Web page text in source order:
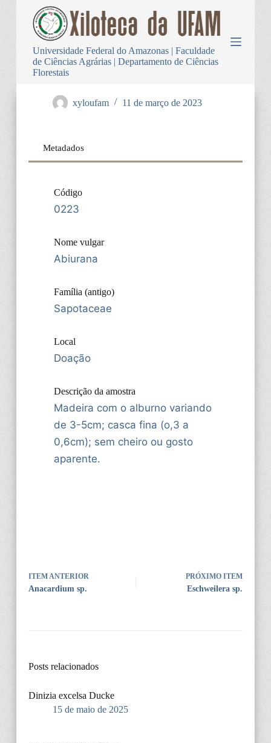
Universidade Federal do Amazonas | Faculdade
de Ciências Agrárias | Departamento de Ciências
Florestais
xyloufam 11 de março de 2023
Metadados
Código
0223
Nome vulgar
Abiurana
Família (antigo)
Sapotaceae
Local
Doação
Descrição da amostra
Madeira com o alburno variando
de 3-5cm; casca fina (o,3 a
0,6cm); sem cheiro ou gosto
aparente.
ITEM ANTERIOR
Anacardium sp.
PRÓXIMO ITEM
Eschweilera sp.
Posts relacionados
Dinizia excelsa Ducke
15 de maio de 2025